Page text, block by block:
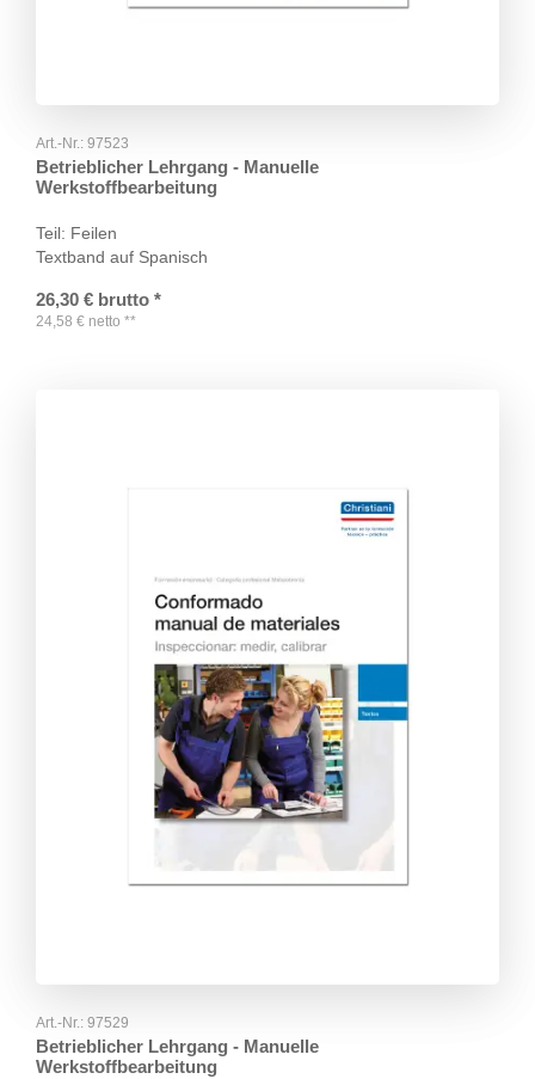
Art.-Nr.: 97523
Betrieblicher Lehrgang - Manuelle
Werkstoffbearbeitung
Teil: Feilen
Textband auf Spanisch
26,30 € brutto *
24,58 € netto **
Art.-Nr.: 97529
Betrieblicher Lehrgang - Manuelle
Werkstoffbearbeitung